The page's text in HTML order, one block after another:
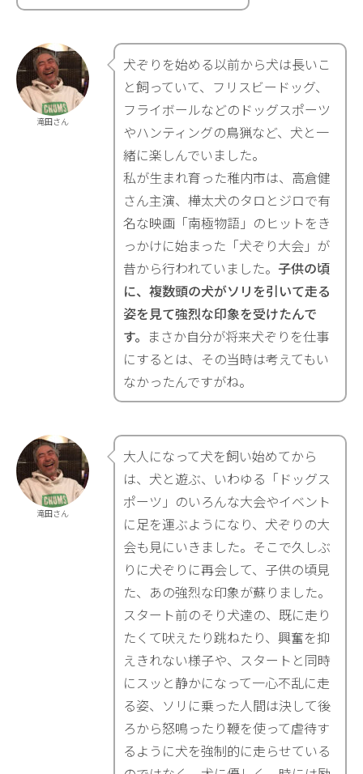
滝田さん
犬ぞりを始める以前から犬は長いこ
と飼っていて、フリスビードッグ、
フライボールなどのドッグスポーツ
やハンティングの鳥猟など、犬と一
緒に楽しんでいました。
私が生まれ育った稚内市は、高倉健
さん主演、樺太犬のタロとジロで有
名な映画「南極物語」のヒットをき
っかけに始まった「犬ぞり大会」が
昔から行われていました。 子供の頃
に、複数頭の犬がソリを引いて走る
姿を見て強烈な印象を受けたんで
す。 まさか自分が将来犬ぞりを仕事
にするとは、その当時は考えてもい
なかったんですがね。
滝田さん
大人になって犬を飼い始めてから
は、犬と遊ぶ、いわゆる「ドッグス
ポーツ」のいろんな大会やイベント
に足を運ぶようになり、犬ぞりの大
会も見にいきました。そこで久しぶ
りに犬ぞりに再会して、子供の頃見
た、あの強烈な印象が蘇りました。
スタート前のそり犬達の、既に走り
たくて吠えたり跳ねたり、興奮を抑
えきれない様子や、スタートと同時
にスッと静かになって一心不乱に走
る姿、ソリに乗った人間は決して後
ろから怒鳴ったり鞭を使って虐待す
るように犬を強制的に走らせている